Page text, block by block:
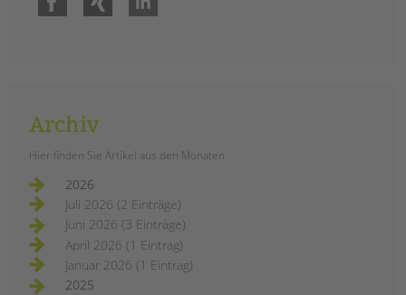
Archiv
Hier finden Sie Artikel aus den Monaten
2026
Juli 2026 (2 Einträge)
Juni 2026 (3 Einträge)
April 2026 (1 Eintrag)
Januar 2026 (1 Eintrag)
2025